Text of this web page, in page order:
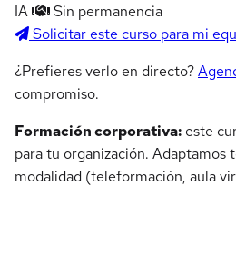
IA
Sin permanencia
Solicitar este curso para mi
¿Prefieres verlo en directo?
compromiso.
Formación corporativa: este
para tu organización. Adaptamos
modalidad (teleformación, aula